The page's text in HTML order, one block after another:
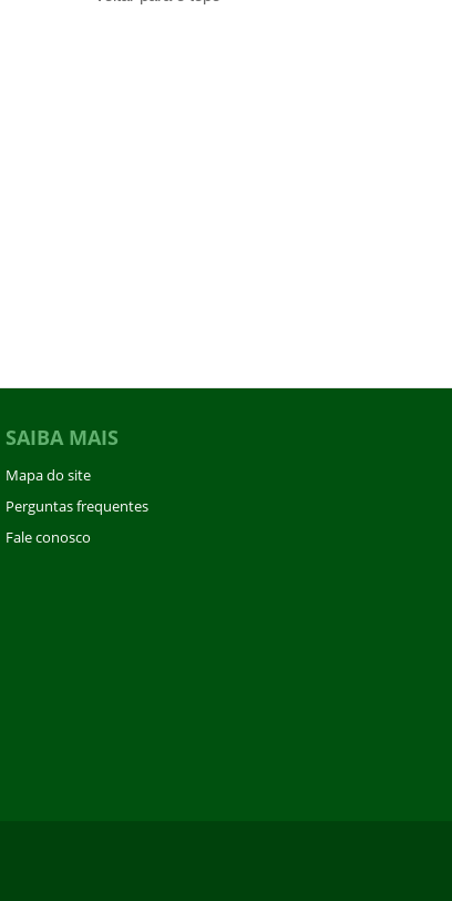
SAIBA MAIS
Mapa do site
Perguntas frequentes
Fale conosco